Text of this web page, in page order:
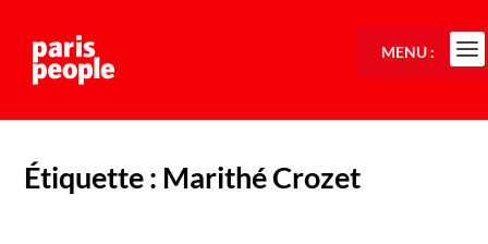
Étiquette : Marithé Crozet
MENU :